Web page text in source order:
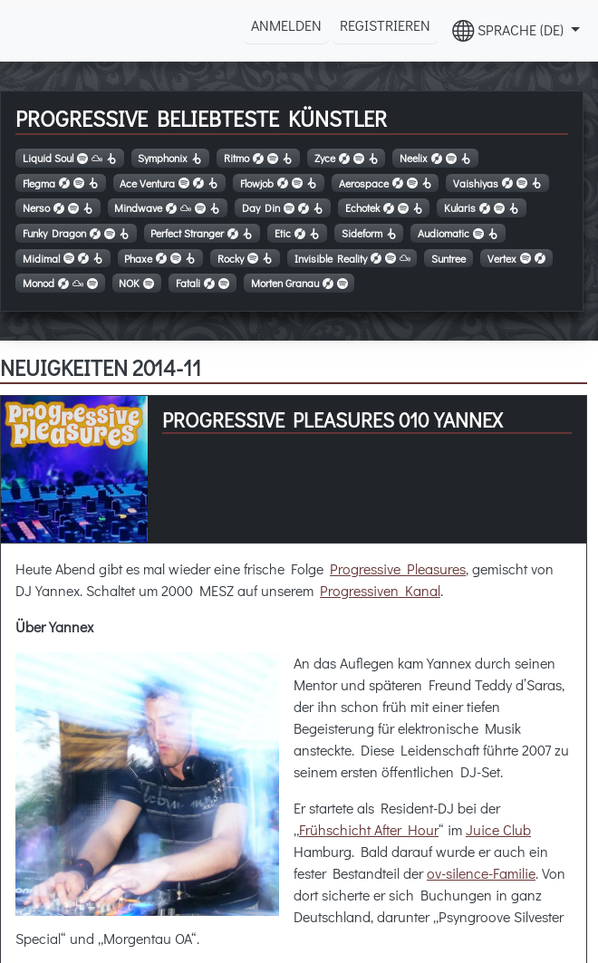
ANMELDEN REGISTRIEREN SPRACHE (DE)
PROGRESSIVE BELIEBTESTE KÜNSTLER
Liquid Soul Symphonix Ritmo Zyce
Neelix
Flegma
Ace Ventura Flowjob Aerospace
Vaishiyas
Nerso
Mindwave Day Din Echotek
Kularis
Funky Dragon
Perfect Stranger Etic Sideform
Audiomatic
Midimal
Phaxe Rocky Invisible Reality Suntree
Vertex
Monod
NOK Fatali Morten Granau
NEUIGKEITEN 2014-11
PROGRESSIVE PLEASURES 010 YANNEX
Heute Abend gibt es mal wieder eine frische Folge Progressive Pleasures, gemischt von
DJ Yannex. Schaltet um 2000 MESZ auf unserem Progressiven Kanal.
Über Yannex
An das Auflegen kam Yannex durch seinen
Mentor und späteren Freund Teddy d’Saras,
der ihn schon früh mit einer tiefen
Begeisterung für elektronische Musik
ansteckte. Diese Leidenschaft führte 2007 zu
seinem ersten öffentlichen DJ-Set.
Er startete als Resident-DJ bei der
„Frühschicht After Hour“ imJuice Club
Hamburg. Bald darauf wurde er auch ein
fester Bestandteil derov-silence-Familie. Von
dort sicherte er sich Buchungen in ganz
Deutschland, darunter „Psyngroove Silvester
Special“ und „Morgentau OA“.